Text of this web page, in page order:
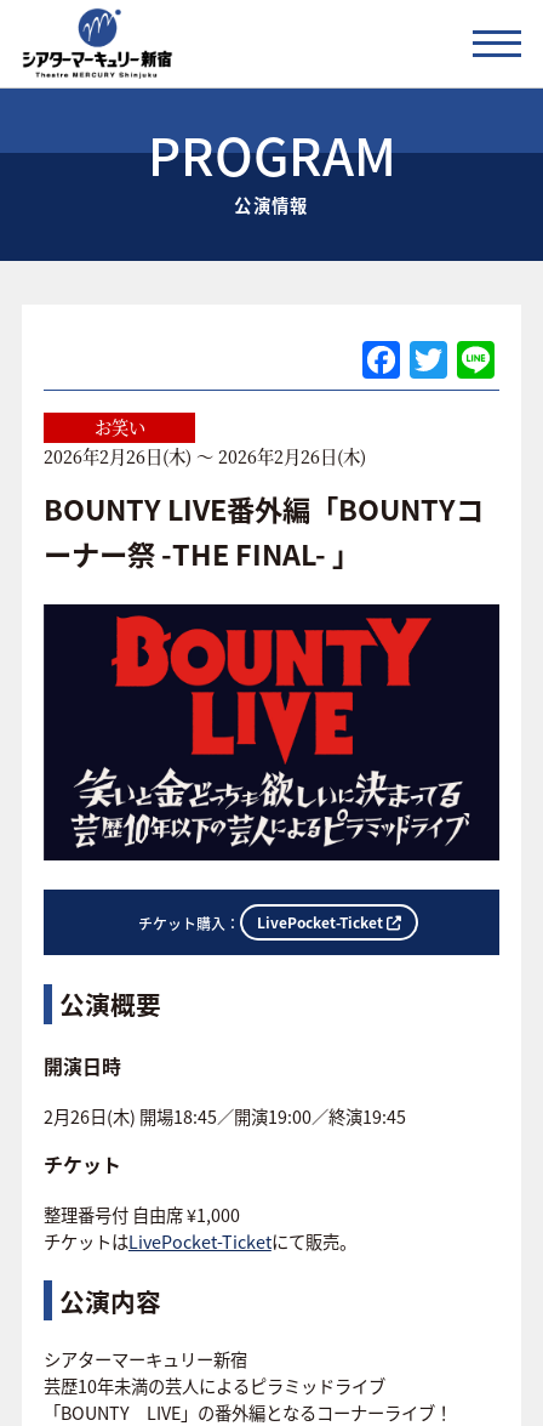
公演情報
アクセス
協賛企業 / 運営会社
お問い合わせ
FAQ
PROGRAM
公演情報
F
a
b
k
T
w
お笑い
2026年2月26日(木) ～ 2026年2月26日(木)
BOUNTY LIVE番外編「BOUNTYコ
ーナー祭 -THE FINAL- 」
チケット購入： LivePocket-Ticket
公演概要
開演日時
2月26日(木) 開場18:45／開演19:00／終演19:45
チケット
整理番号付 自由席 ¥1,000
チケットはLivePocket-Ticketにて販売。
公演内容
シアターマーキュリー新宿
芸歴10年未満の芸人によるピラミッドライブ
「BOUNTY LIVE」の番外編となるコーナーライブ！